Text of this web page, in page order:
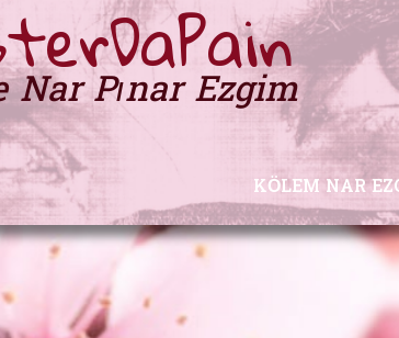
Nar Pınar Ezgim
KÖLEM NAR